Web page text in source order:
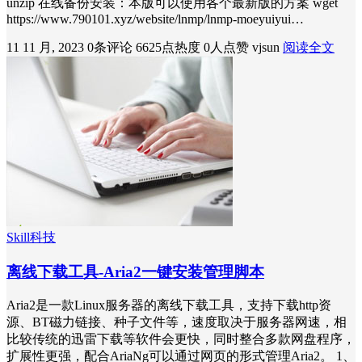
unzip 在线备份安装：本版可以使用各个最新版的方案 wget
https://www.790101.xyz/website/lnmp/lnmp-moeyuiyui…
11 11 月, 2023 0条评论 6625点热度 0人点赞 vjsun 阅读全文
Skill科技
离线下载工具-Aria2一键安装管理脚本
Aria2是一款Linux服务器的离线下载工具，支持下载http资
源、BT磁力链接、种子文件等，速度取决于服务器网速，相
比较传统的迅雷下载等软件会更快，同时整合多款网盘程序，
扩展性更强，配合AriaNg可以通过网页的形式管理Aria2。 1、